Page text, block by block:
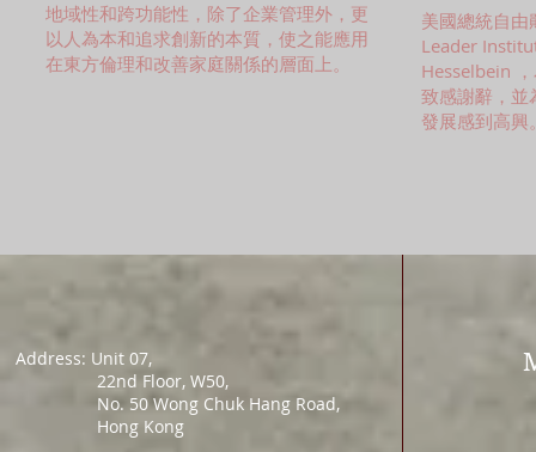
地域性和跨功能性，除了企業管理外，更
以人為本和追求創新的本質，使之能應用
在東方倫理和改善家庭關係的層面上。
美國總統自
Leader
Hesselbein
致感謝辭，並
發展感到高興
Address: Unit 07,
22nd Floor, W50,
No. 50 Wong Chuk Hang Road,
Hong Kong